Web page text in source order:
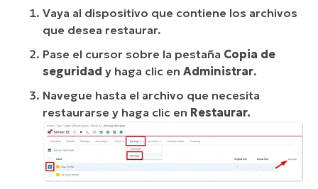
Vaya al dispositivo que contiene los archivos
que desea restaurar.
Pase el cursor sobre la pestaña Copia de
seguridad y haga clic en Administrar.
Navegue hasta el archivo que necesita
restaurarse y haga clic en Restaurar.